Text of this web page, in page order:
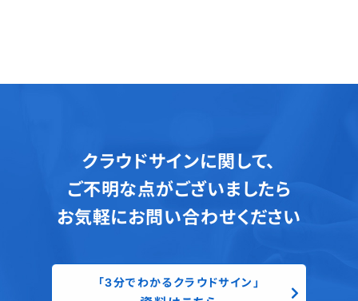
クラウドサインに関して、
ご不明な点がございましたら
お気軽にお問い合わせください
「3分でわかるクラウドサイン」